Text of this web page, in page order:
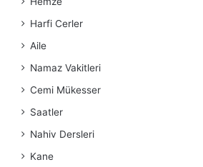
Harfi Cerler
Aile
Namaz Vakitleri
Cemi Mükesser
Saatler
Nahiv Dersleri
Kane